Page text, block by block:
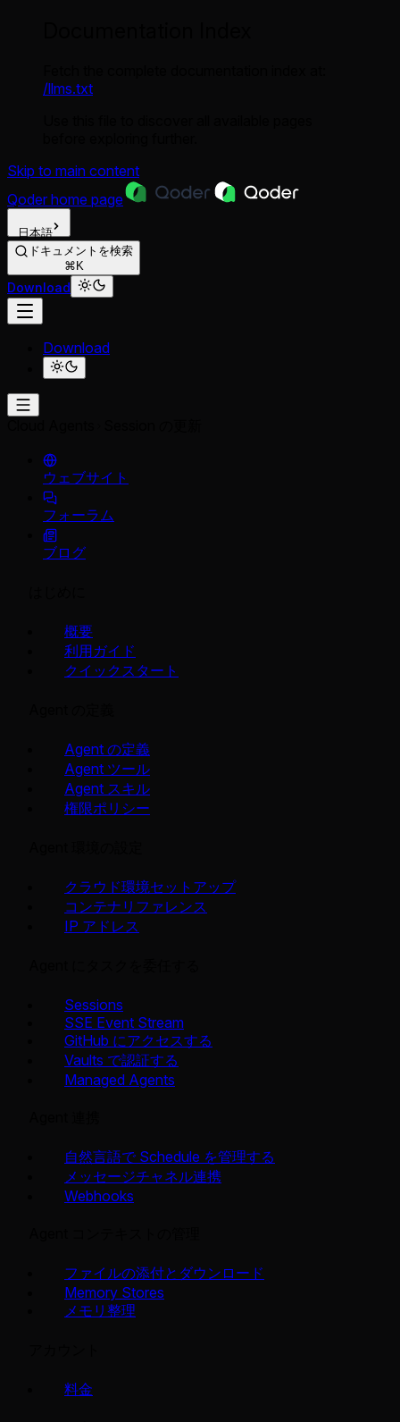
/llms.txt
Skip to main content
Qoder home page
日本語
ドキュメントを検索
⌘K
Download
Download
ウェブサイト
フォーラム
ブログ
概要
利用ガイド
クイックスタート
Agent の定義
Agent ツール
Agent スキル
権限ポリシー
クラウド環境セットアップ
コンテナリファレンス
IP アドレス
Sessions
SSE Event Stream
GitHub にアクセスする
Vaults で認証する
Managed Agents
自然言語で Schedule を管理する
メッセージチャネル連携
Webhooks
ファイルの添付とダウンロード
Memory Stores
メモリ整理
料金